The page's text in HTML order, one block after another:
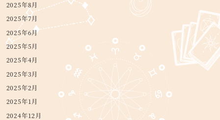
2025年8月
2025年7月
2025年6月
2025年5月
2025年4月
2025年3月
2025年2月
2025年1月
2024年12月